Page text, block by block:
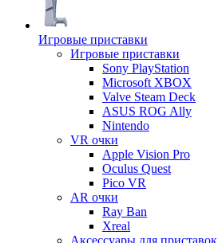
Игровые приставки
Игровые приставки
Sony PlayStation
Microsoft XBOX
Valve Steam Deck
ASUS ROG Ally
Nintendo
VR очки
Apple Vision Pro
Oculus Quest
Pico VR
AR очки
Ray Ban
Xreal
Аксессуары для приставок